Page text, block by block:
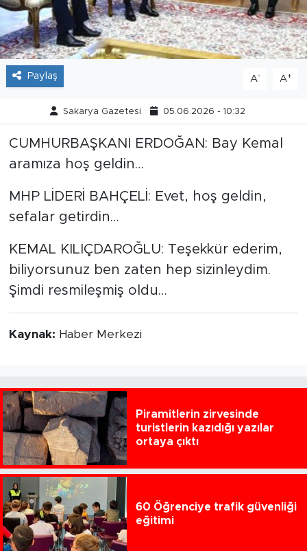
Paylaş A- A+
Sakarya Gazetesi 05.06.2026 - 10:32
CUMHURBAŞKANI ERDOĞAN: Bay Kemal
aramıza hoş geldin…
MHP LİDERİ BAHÇELİ: Evet, hoş geldin,
sefalar getirdin…
KEMAL KILIÇDAROĞLU: Teşekkür ederim,
biliyorsunuz ben zaten hep sizinleydim.
Şimdi resmileşmiş oldu…
Kaynak: Haber Merkezi
Piramitlerin zirvesinde
turistlerin kazıdığı yazılar
ortaya çıktı
60 Öğrenciye trafik güvenliği
eğitimi
Tarihçe
Resmi İlanlar
Teknoloji
Politika